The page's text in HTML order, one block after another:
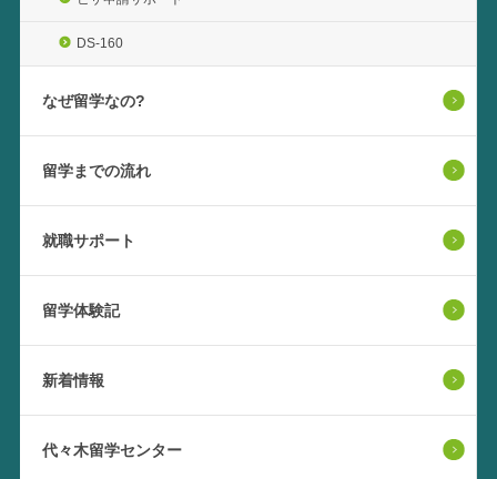
DS-160
なぜ留学なの?
留学までの流れ
就職サポート
留学体験記
新着情報
代々木留学センター